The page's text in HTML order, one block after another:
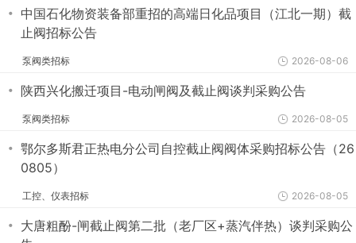
・ 中国石化物资装备部重招的高端日化品项目（江北一期）截
止阀招标公告
泵阀类招标 2026-08-06
・ 陕西兴化搬迁项目-电动闸阀及截止阀谈判采购公告
泵阀类招标 2026-08-05
・ 鄂尔多斯君正热电分公司自控截止阀阀体采购招标公告（26
0805）
工控、仪表招标 2026-08-05
・ 大唐粗酚-闸截止阀第二批（老厂区+蒸汽伴热）谈判采购公